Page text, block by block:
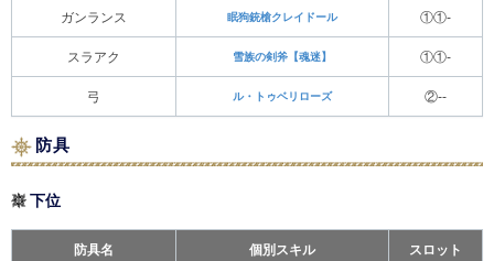
ガンランス 眠狗銃槍クレイドール ①①-
スラアク 雪族の剣斧【魂迷】 ①①-
弓 ル・トゥベリローズ ②--
防具
下位
防具名 個別スキル スロット